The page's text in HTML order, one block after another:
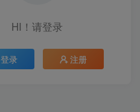
HI！请登录
登录 注册